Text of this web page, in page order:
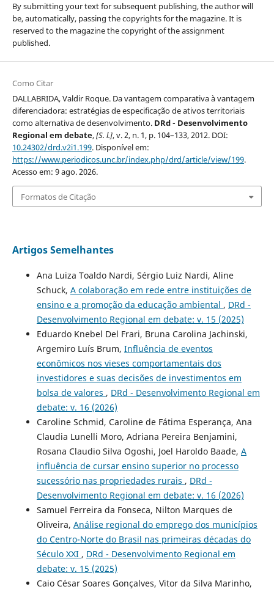
By submitting your text for subsequent publishing, the author will
be, automatically, passing the copyrights for the magazine. It is
reserved to the magazine the copyright of the assignment
published.
Como Citar
DALLABRIDA, Valdir Roque. Da vantagem comparativa à vantagem
diferenciadora: estratégias de especificação de ativos territoriais
como alternativa de desenvolvimento. DRd - Desenvolvimento
Regional em debate,[S. l.], v. 2, n. 1, p. 104–133, 2012. DOI:
10.24302/drd.v2i1.199. Disponível em:
https://www.periodicos.unc.br/index.php/drd/article/view/199.
Acesso em: 9 ago. 2026.
Formatos de Citação
Artigos Semelhantes
Ana Luiza Toaldo Nardi, Sérgio Luiz Nardi, Aline
Schuck, A colaboração em rede entre instituições de
ensino e a promoção da educação ambiental , DRd -
Desenvolvimento Regional em debate: v. 15 (2025)
Eduardo Knebel Del Frari, Bruna Carolina Jachinski,
Argemiro Luís Brum, Influência de eventos
econômicos nos vieses comportamentais dos
investidores e suas decisões de investimentos em
bolsa de valores , DRd - Desenvolvimento Regional em
debate: v. 16 (2026)
Caroline Schmid, Caroline de Fátima Esperança, Ana
Claudia Lunelli Moro, Adriana Pereira Benjamini,
Rosana Claudio Silva Ogoshi, Joel Haroldo Baade, A
influência de cursar ensino superior no processo
sucessório nas propriedades rurais , DRd -
Desenvolvimento Regional em debate: v. 16 (2026)
Samuel Ferreira da Fonseca, Nilton Marques de
Oliveira, Análise regional do emprego dos municípios
do Centro-Norte do Brasil nas primeiras décadas do
Século XXI , DRd - Desenvolvimento Regional em
debate: v. 15 (2025)
Caio César Soares Gonçalves, Vitor da Silva Marinho,